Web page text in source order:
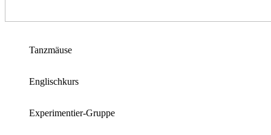
Tanzmäuse
Englischkurs
Experimentier-Gruppe